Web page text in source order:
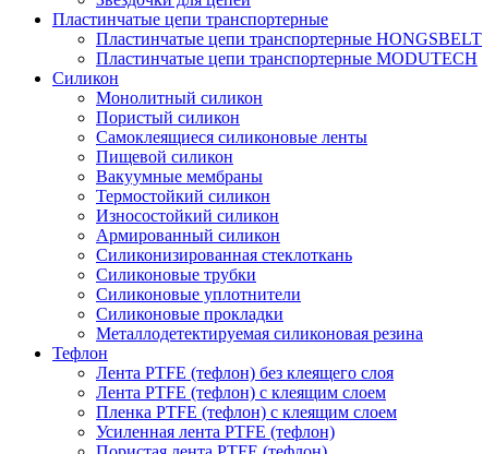
Пластинчатые цепи транспортерные
Пластинчатые цепи транспортерные HONGSBELT
Пластинчатые цепи транспортерные MODUTECH
Силикон
Монолитный силикон
Пористый силикон
Самоклеящиеся силиконовые ленты
Пищевой силикон
Вакуумные мембраны
Термостойкий силикон
Износостойкий силикон
Армированный силикон
Силиконизированная стеклоткань
Силиконовые трубки
Силиконовые уплотнители
Силиконовые прокладки
Металлодетектируемая силиконовая резина
Тефлон
Лента PTFE (тефлон) без клеящего слоя
Лента PTFE (тефлон) с клеящим слоем
Пленка PTFE (тефлон) с клеящим слоем
Усиленная лента PTFE (тефлон)